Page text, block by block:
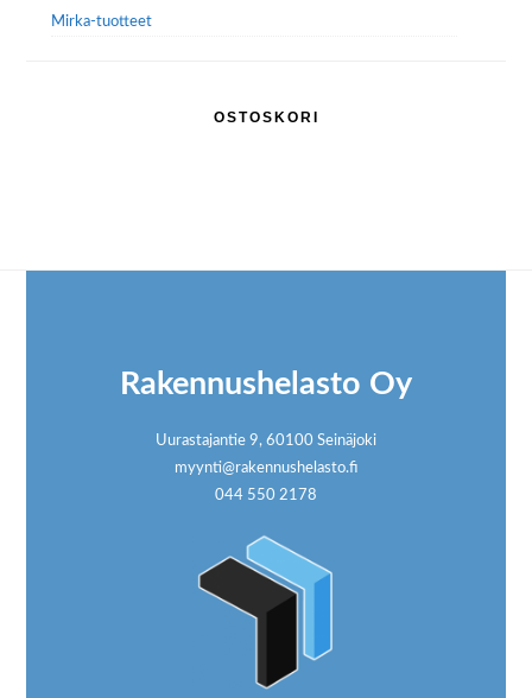
Mirka-tuotteet
OSTOSKORI
Rakennushelasto Oy
Uurastajantie 9, 60100 Seinäjoki
myynti@rakennushelasto.fi
044 550 2178